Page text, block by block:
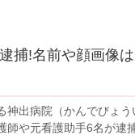
捕!名前や顔画像
神出病院（かんでびょ
師や元看護助手6名が逮